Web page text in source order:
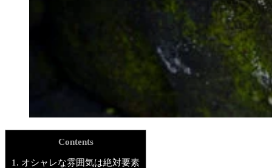
Contents
1. オシャレな雰囲気は絶対要素